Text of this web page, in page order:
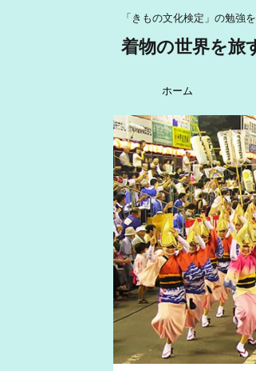
「きもの文化検定」の勉強
着物の世界を旅
ホーム